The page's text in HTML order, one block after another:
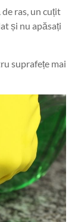
ras, un cuțit
și nu apăsați
suprafețe mai